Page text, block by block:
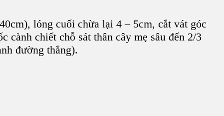
lóng cuối chừa lại 4 – 5cm, cắt vát góc
cành chiết chỗ sát thân cây mẹ sâu đến 2/3
đường thẳng).